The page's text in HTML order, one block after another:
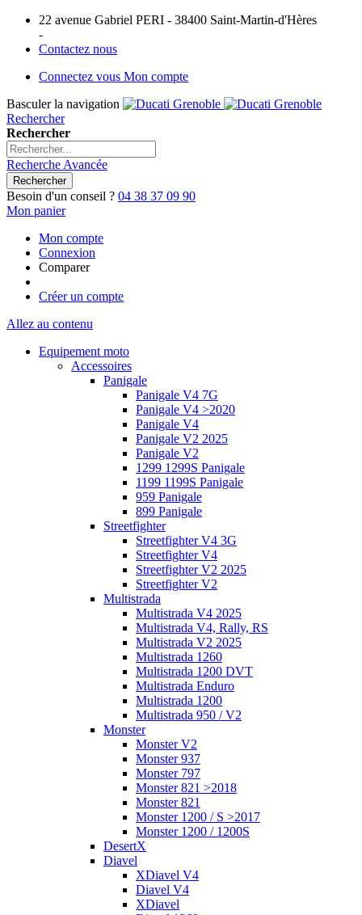
22 avenue Gabriel PERI - 38400 Saint-Martin-d'Hères
-
Contactez nous
Connectez vous Mon compte
Basculer la navigation
Rechercher
Rechercher
Recherche Avancée
Rechercher
Besoin d'un conseil ? 04 38 37 09 90
Mon panier
Mon compte
Connexion
Comparer
Créer un compte
Allez au contenu
Equipement moto
Accessoires
Panigale
Panigale V4 7G
Panigale V4 >2020
Panigale V4
Panigale V2 2025
Panigale V2
1299 1299S Panigale
1199 1199S Panigale
959 Panigale
899 Panigale
Streetfighter
Streetfighter V4 3G
Streetfighter V4
Streetfighter V2 2025
Streetfighter V2
Multistrada
Multistrada V4 2025
Multistrada V4, Rally, RS
Multistrada V2 2025
Multistrada 1260
Multistrada 1200 DVT
Multistrada Enduro
Multistrada 1200
Multistrada 950 / V2
Monster
Monster V2
Monster 937
Monster 797
Monster 821 >2018
Monster 821
Monster 1200 / S >2017
Monster 1200 / 1200S
DesertX
Diavel
XDiavel V4
Diavel V4
XDiavel